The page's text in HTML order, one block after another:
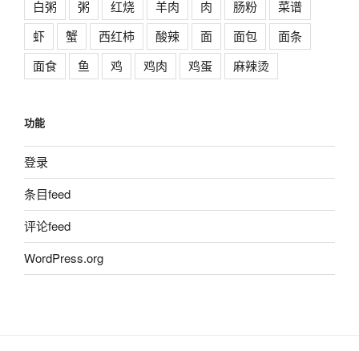
白粥
粥 红烧 羊肉 肉 肠粉
菜谱
虾
蟹 西红柿 酸辣 面 面包
面条
面食
鱼 鸡 鸡肉 鸡蛋 麻辣烫
功能
登录
条目feed
评论feed
WordPress.org